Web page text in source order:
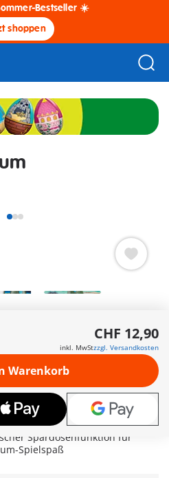
Bestseller ☀️
shoppen
und Zubehör inspirieren zu
fremden Planeten
Aufbewahrung aller
im Ei
Astronaut und Alien
und Kreativität
Spardosenfunktion für
Spielspaß
CHF 12,90
inkl. MwStzzgl. Versandkosten
Warenkorb